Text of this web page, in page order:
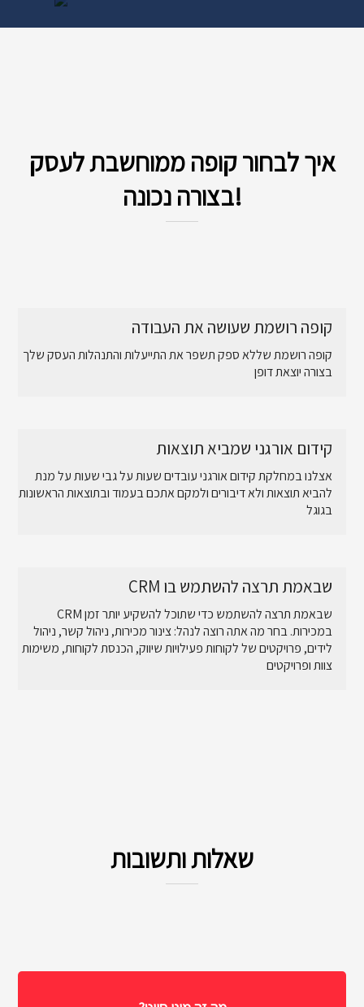
איך לבחור קופה ממוחשבת לעסק
בצורה נכונה!
קופה רושמת שעושה את העבודה
קופה רושמת שללא ספק תשפר את התייעלות והתנהלות העסק שלך
בצורה יוצאת דופן
קידום אורגני שמביא תוצאות
אצלנו במחלקת קידום אורגני עובדים שעות על גבי שעות על מנת
להביא תוצאות ולא דיבורים ולמקם אתכם בעמוד ובתוצאות הראשונות
בגוגל
CRM שבאמת תרצה להשתמש בו
CRM שבאמת תרצה להשתמש כדי שתוכל להשקיע יותר זמן
במכירות. בחר מה אתה רוצה לנהל: צינור מכירות, ניהול קשר, ניהול
לידים, פרויקטים של לקוחות פעילויות שיווק, הכנסת לקוחות, משימות
צוות ופרויקטים
שאלות ותשובות